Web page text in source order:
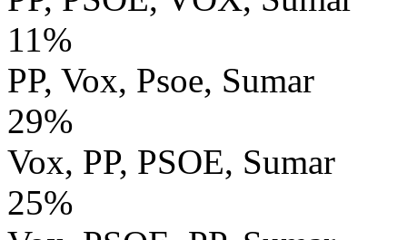
11%
PP, Vox, Psoe, Sumar
29%
Vox, PP, PSOE, Sumar
25%